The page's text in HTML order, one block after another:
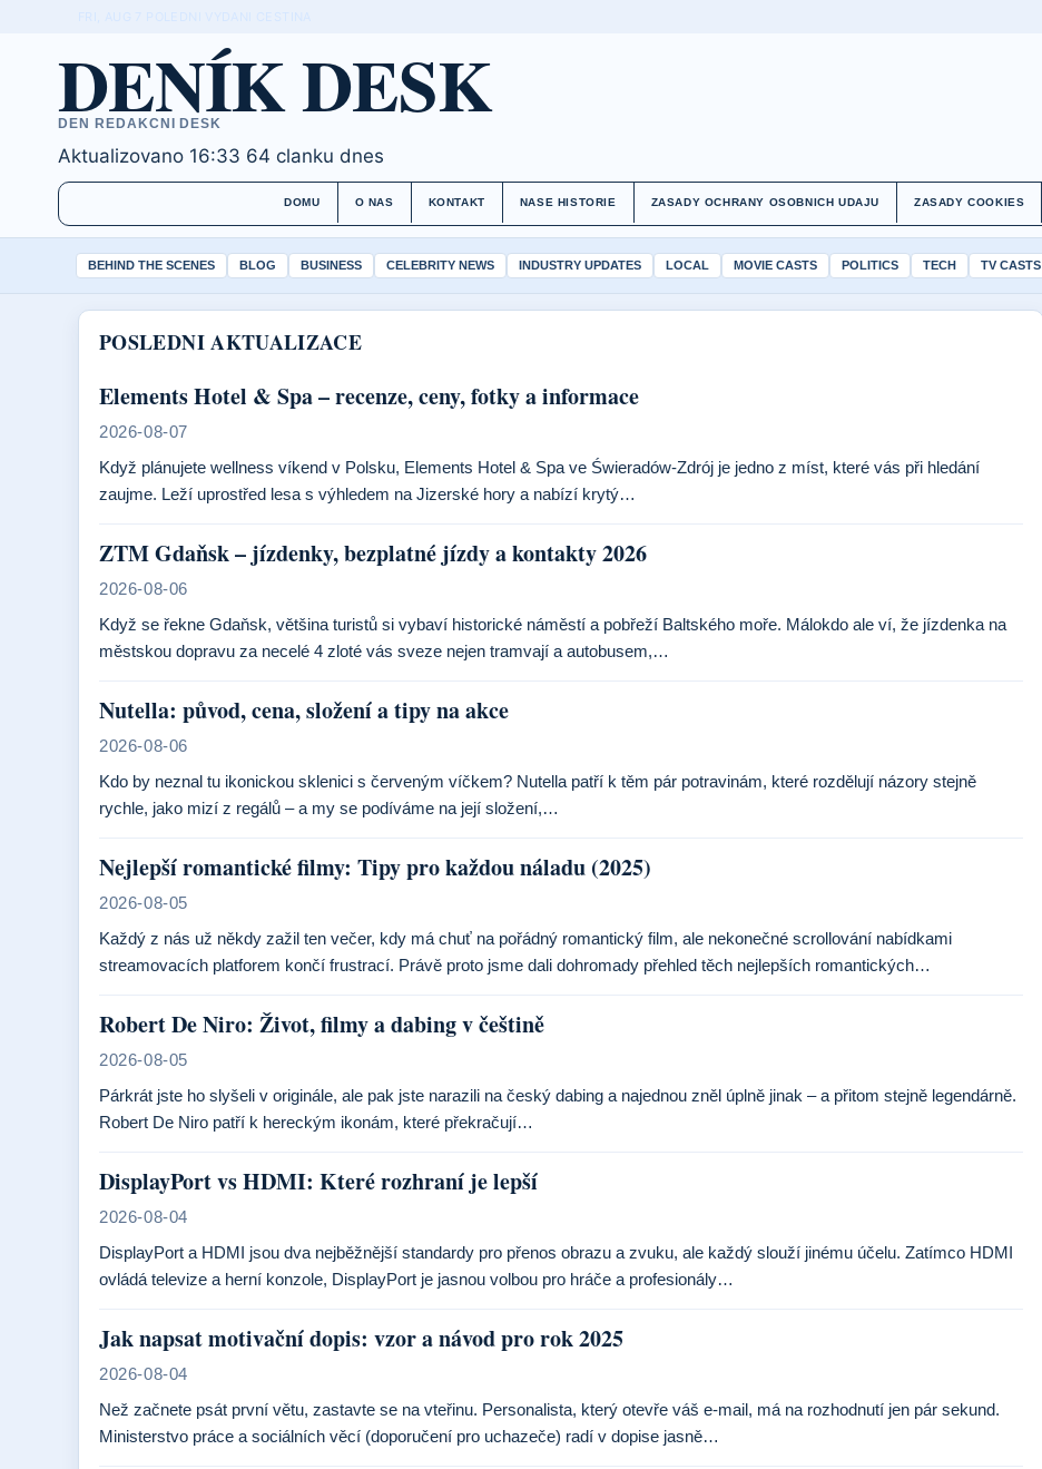
DENÍK DESK
DEN REDAKCNI DESK
Aktualizovano 16:33 64 clanku dnes
DOMU O NAS KONTAKT NASE HISTORIE ZASADY OCHRANY OSOBNICH UDAJU ZASADY COOKIES
BEHIND THE SCENES BLOG BUSINESS CELEBRITY NEWS INDUSTRY UPDATES LOCAL MOVIE CASTS POLITICS TECH TV CASTS
POSLEDNI AKTUALIZACE
Elements Hotel & Spa – recenze, ceny, fotky a informace
2026-08-07
Když plánujete wellness víkend v Polsku, Elements Hotel & Spa ve Świeradów-Zdrój je jedno z míst, které vás při hledání
zaujme. Leží uprostřed lesa s výhledem na Jizerské hory a nabízí krytý…
ZTM Gdaňsk – jízdenky, bezplatné jízdy a kontakty 2026
2026-08-06
Když se řekne Gdaňsk, většina turistů si vybaví historické náměstí a pobřeží Baltského moře. Málokdo ale ví, že jízdenka na
městskou dopravu za necelé 4 zloté vás sveze nejen tramvají a autobusem,…
Nutella: původ, cena, složení a tipy na akce
2026-08-06
Kdo by neznal tu ikonickou sklenici s červeným víčkem? Nutella patří k těm pár potravinám, které rozdělují názory stejně
rychle, jako mizí z regálů – a my se podíváme na její složení,…
Nejlepší romantické filmy: Tipy pro každou náladu (2025)
2026-08-05
Každý z nás už někdy zažil ten večer, kdy má chuť na pořádný romantický film, ale nekonečné scrollování nabídkami
streamovacích platforem končí frustrací. Právě proto jsme dali dohromady přehled těch nejlepších romantických…
Robert De Niro: Život, filmy a dabing v češtině
2026-08-05
Párkrát jste ho slyšeli v originále, ale pak jste narazili na český dabing a najednou zněl úplně jinak – a přitom stejně legendárně.
Robert De Niro patří k hereckým ikonám, které překračují…
DisplayPort vs HDMI: Které rozhraní je lepší
2026-08-04
DisplayPort a HDMI jsou dva nejběžnější standardy pro přenos obrazu a zvuku, ale každý slouží jinému účelu. Zatímco HDMI
ovládá televize a herní konzole, DisplayPort je jasnou volbou pro hráče a profesionály…
Jak napsat motivační dopis: vzor a návod pro rok 2025
2026-08-04
Než začnete psát první větu, zastavte se na vteřinu. Personalista, který otevře váš e-mail, má na rozhodnutí jen pár sekund.
Ministerstvo práce a sociálních věcí (doporučení pro uchazeče) radí v dopise jasně…